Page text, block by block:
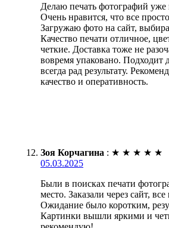
Делаю печать фотографий уже
Очень нравится, что все
Загружаю фото на сайт,
Качество печати отличное,
четкие. Доставка тоже не
вовремя упаковано. Подходит
всегда рад результату.
качество и оперативность.
Зоя Корчагина : ★ ★ ★ ★ ★
05.03.2025
Были в поисках печати
место. Заказали через сайт,
Ожидание было коротким,
Картинки вышли яркими и